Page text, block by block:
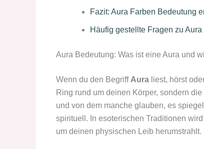
Fazit: Aura Farben Bedeutung
Häufig gestellte Fragen zu
Aura Bedeutung: Was ist eine Aura und
Wenn du den Begriff Aura liest, hörst
Ring rund um deinen Körper, sondern
und von dem manche glauben, es
spirituell. In esoterischen Traditionen
um deinen physischen Leib herumstrahlt.